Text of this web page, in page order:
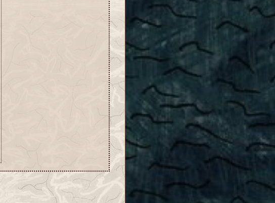
Erentis : MAJ 17.1
Par L'Omniscient
Le 2024-03-20